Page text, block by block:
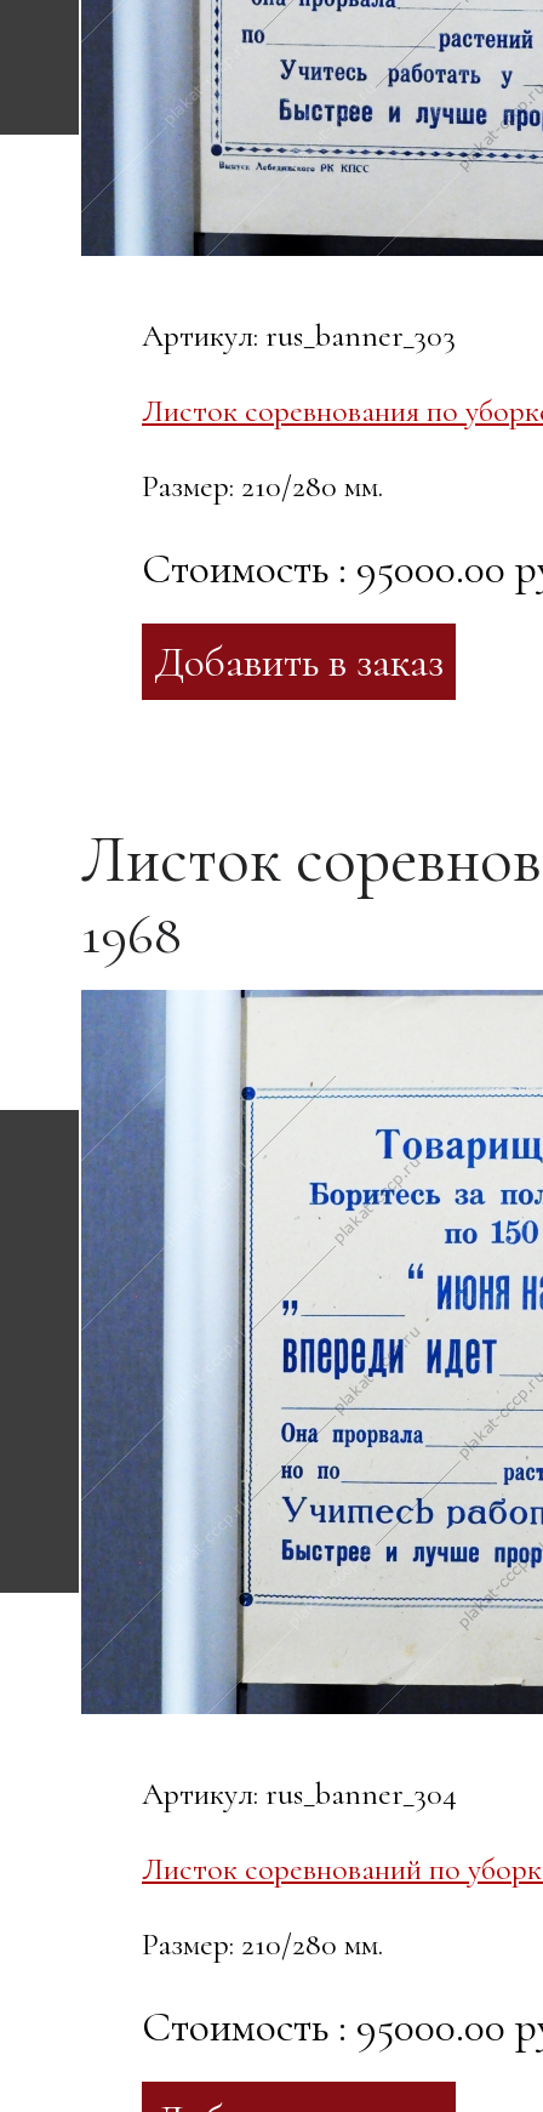
Артикул: rus_banner_303
Листок соревнования по
Размер: 210/280 мм.
Стоимость : 95000.00
Листок
1968
Артикул: rus_banner_304
Листок соревнований по
Размер: 210/280 мм.
Стоимость : 95000.00